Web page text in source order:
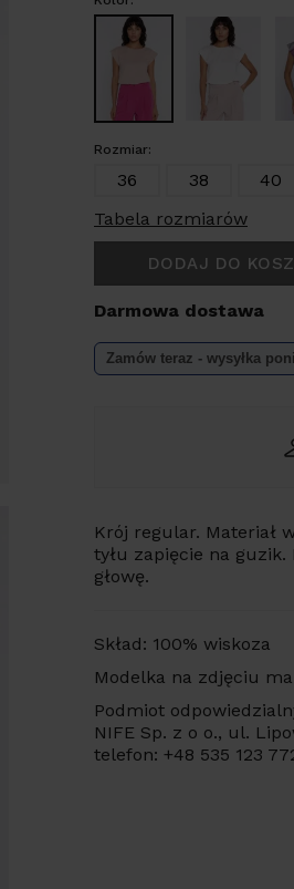
Rozmiar:
36 38 40
Tabela rozmiarów
DODAJ DO
Darmowa dostawa
Zamów teraz - wysyłka
Krój regular. Materiał
tyłu zapięcie na guzik.
głowę.
Skład: 100% wiskoza
Modelka na zdjęciu
Podmiot
NIFE Sp. z o o., ul.
telefon: +48 535 123